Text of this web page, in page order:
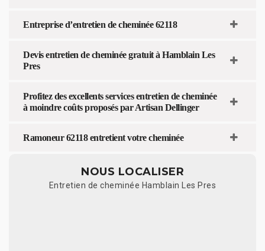
Entreprise d’entretien de cheminée 62118
Devis entretien de cheminée gratuit à Hamblain Les
Pres
Profitez des excellents services entretien de cheminée
à moindre coûts proposés par Artisan Dellinger
Ramoneur 62118 entretient votre cheminée
NOUS LOCALISER
Entretien de cheminée Hamblain Les Pres